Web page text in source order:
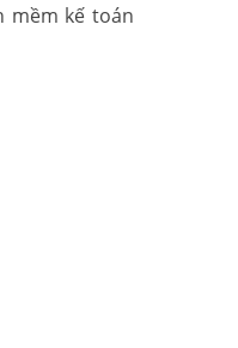
mềm kế toán